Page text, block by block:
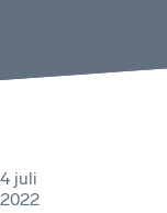
4 juli
2022